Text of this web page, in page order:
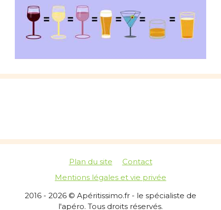
Plan du site
Contact
Mentions légales et vie privée
2016 - 2026 © Apéritissimo.fr - le spécialiste de
l'apéro. Tous droits réservés.